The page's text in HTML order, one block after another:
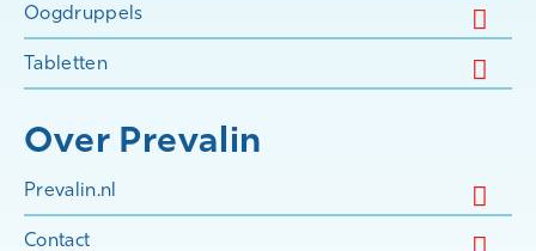
Oogdruppels
Tabletten
Over Prevalin
Prevalin.nl
Contact